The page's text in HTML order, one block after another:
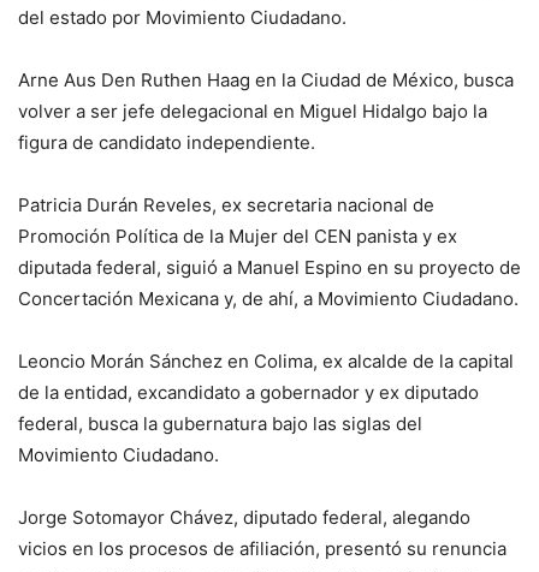
del estado por Movimiento Ciudadano.
Arne Aus Den Ruthen Haag en la Ciudad de México, busca
volver a ser jefe delegacional en Miguel Hidalgo bajo la
figura de candidato independiente.
Patricia Durán Reveles, ex secretaria nacional de
Promoción Política de la Mujer del CEN panista y ex
diputada federal, siguió a Manuel Espino en su proyecto de
Concertación Mexicana y, de ahí, a Movimiento Ciudadano.
Leoncio Morán Sánchez en Colima, ex alcalde de la capital
de la entidad, excandidato a gobernador y ex diputado
federal, busca la gubernatura bajo las siglas del
Movimiento Ciudadano.
Jorge Sotomayor Chávez, diputado federal, alegando
vicios en los procesos de afiliación, presentó su renuncia